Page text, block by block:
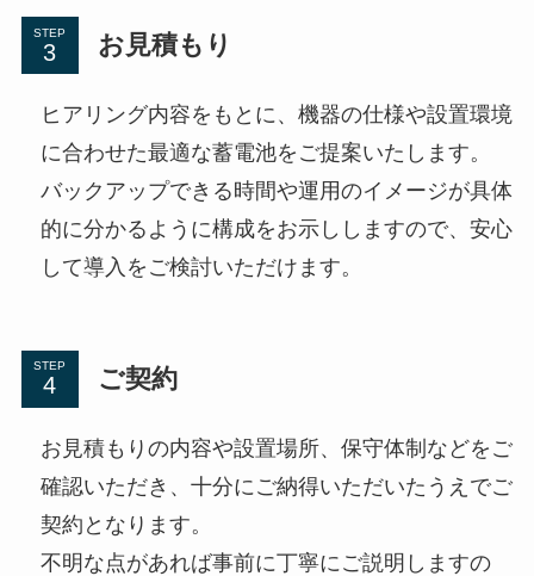
STEP お見積もり
ヒアリング内容をもとに、機器の仕様や設置環境
に合わせた最適な蓄電池をご提案いたします。
バックアップできる時間や運用のイメージが具体
的に分かるように構成をお示ししますので、安心
して導入をご検討いただけます。
STEP ご契約
お見積もりの内容や設置場所、保守体制などをご
確認いただき、十分にご納得いただいたうえでご
契約となります。
不明な点があれば事前に丁寧にご説明しますの